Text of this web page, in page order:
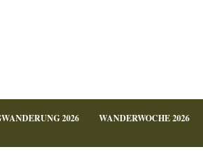
2026 WANDERWOCHE 2026